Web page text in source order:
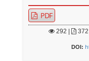
PDF
292 | 372
DOI: